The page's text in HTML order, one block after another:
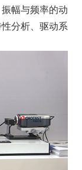
幅与频率的动
分析、驱动系